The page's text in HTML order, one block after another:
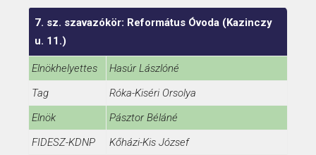
7. sz. szavazókör: Református Óvoda (Kazinczy
u. 11.)
Elnökhelyettes
Hasúr Lászlóné
Tag
Róka-Kiséri Orsolya
Elnök
Pásztor Béláné
FIDESZ-KDNP
Kőházi-Kis József